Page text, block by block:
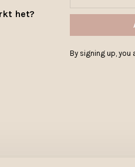
het?
By signing up, you